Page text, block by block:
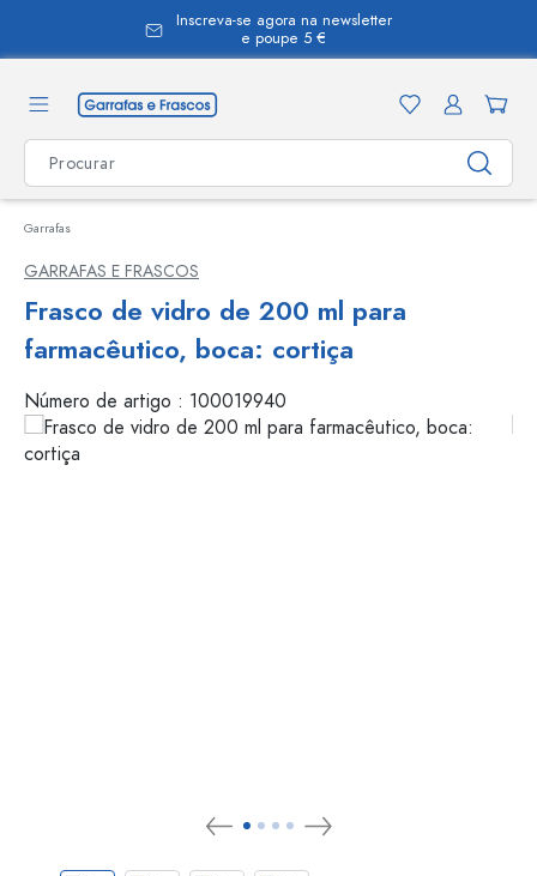
Inscreva-se agora na newsletter
e poupe 5 €
Garrafas
GARRAFAS E FRASCOS
Frasco de vidro de 200 ml para
farmacêutico, boca: cortiça
Número de artigo : 100019940